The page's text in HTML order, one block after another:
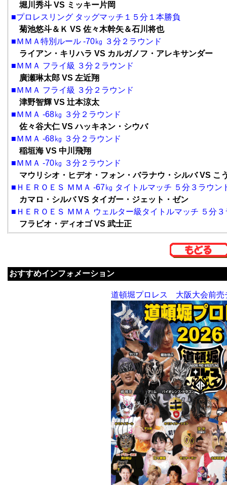
堀川秀斗 VS ミッキー片岡
■プロレスリング タッグマッチ１５分１本勝負
菊池悠斗＆Ｋ VS 佐々木幹矢＆石川将也
■ＭＭＡ特別ルール -70㎏ ３分２ラウンド
ライアン・キリハラ VS カルガノフ・アレキサンダー
■ＭＭＡ フライ級 ３分２ラウンド
廣瀬琳太郎 VS 左近翔
■ＭＭＡ フライ級 ３分２ラウンド
津野智輝 VS 辻本涼太
■ＭＭＡ -68㎏ ３分２ラウンド
佐々谷大仁 VS ハッキネン・シウバ
■ＭＭＡ -68㎏ ３分２ラウンド
稲垣海 VS 中川飛翔
■ＭＭＡ -70㎏ ３分２ラウンド
マウリシオ・ヒデオ・フォン・バラナウ・シルバ VS こ
■ＨＥＲＯＥＳ ＭＭＡ -67㎏ タイトルマッチ ５分３ラウン
カマロ・シルバ VS タイガー・ジェット・ゼン
■ＨＥＲＯＥＳ ＭＭＡ ウェルター級タイトルマッチ ５分
フラビオ・ディオゴ VS 武士正
おすすめインフォメーション
道頓堀プロレス 大阪大会前売